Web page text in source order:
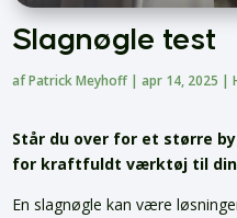
Slagnøgle test
afPatrick Meyhoff |apr 14, 2025 |
Står du over for et større
for kraftfuldt værktøj til din
En slagnøgle kan være